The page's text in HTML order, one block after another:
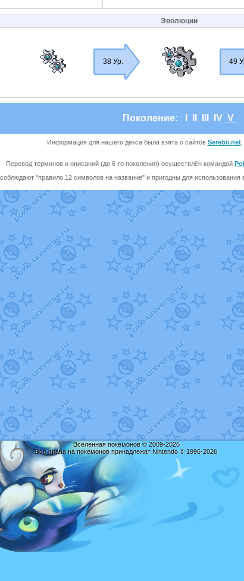
Эволюции
38 Ур. 49
Поколение: IV V
Информация для нашего декса была взята с сайтов Serebii.net,
Перевод терминов и описаний (до 6-го поколения) осуществлён командой
"правило 12 символов на название" и пригодны для использования
Вселенная покемонов © 2009-2026
Все права на покемонов принадлежат Nintendo © 1996-2026